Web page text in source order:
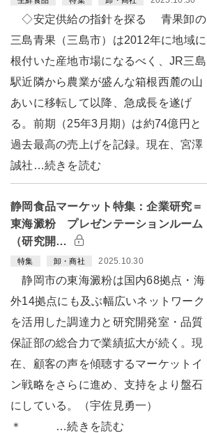
◇安定供給の指針を探る 青果卸の
三島青果（三島市）は2012年に地域に
根付いた産地市場になるべく、JR三島
駅近隣から農業が盛んな箱根西麓の山
あいに移転して以降、急成長を遂げ
る。前期（25年3月期）は約74億円と
過去最高の売上げを記録。現在、宮澤
誠社…続きを読む
静岡食品マーケット特集：企業研究＝
東海澱粉 プレゼンテーションルーム
（研究開…
特集 卸・商社 2025.10.30
静岡市の東海澱粉は国内68拠点・海
外14拠点にも及ぶ幅広いネットワーク
を活用した調達力と研究開発室・品質
保証部の総合力で業績拡大が続く。現
在、顧客の声を傾聴するマーケットイ
ン戦略をさらに進め、支持をより盤石
にしている。（宇佐見勇一）
＊ …続きを読む